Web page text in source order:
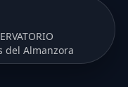
del Almanzora